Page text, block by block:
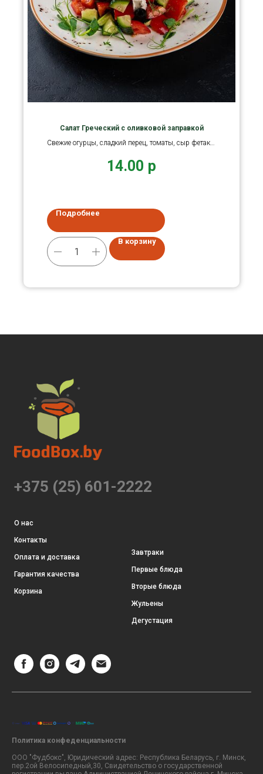
Салат Греческий с оливковой заправкой
Свежие огурцы, сладкий перец, томаты, сыр фетаки,
14.00 р
Подробнее
В корзину
+375 (25) 601-2222
О нас
Контакты
Оплата и доставка
Гарантия качества
Корзина
Завтраки
Первые блюда
Вторые блюда
Жульены
Дегустация
Политика конфеденциальности
ООО "Фудбокс", Юридический адрес: Республика Беларусь, г. Минск,
пер.2ой Велосипедный,30, Свидетельство о государственной